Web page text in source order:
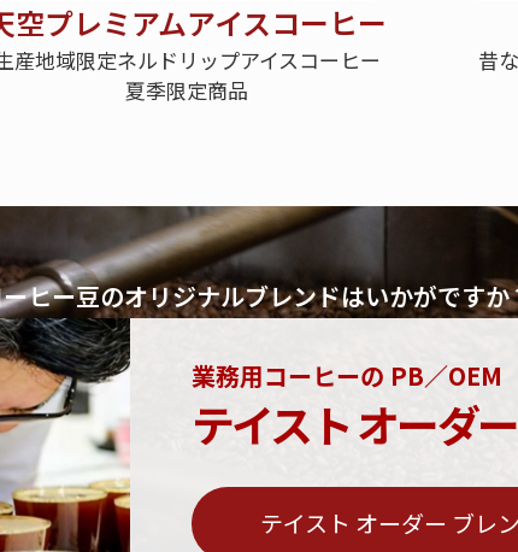
空プレミアムアイスコーヒー
産地域限定ネルドリップアイスコーヒー
夏季限定商品
昔
ヒー豆のオリジナルブレンドはいかがですか
業務用コーヒーの PB／OEM
テイスト オーダ
テイスト オーダー ブレ